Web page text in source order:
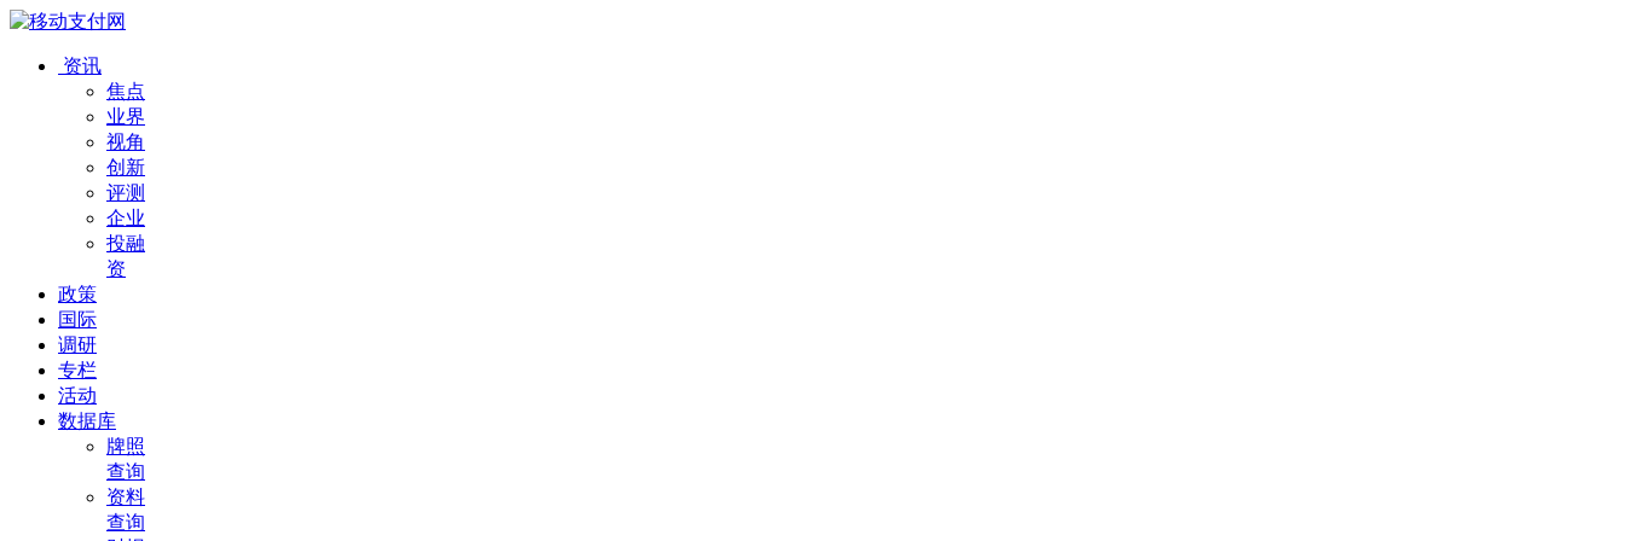
资讯
焦点
业界
视角
创新
评测
企业
投融
资
政策
国际
调研
专栏
活动
数据库
牌照
查询
资料
查询